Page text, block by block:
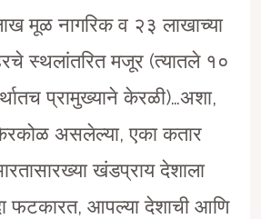
मूळ नागरिक व २३ लाखाच्या
स्थलांतरित मजूर (त्यातले १०
प्रामुख्याने केरळी)…अशा,
असलेल्या, एका कतार
खंडप्राय देशाला
फटकारत, आपल्या देशाची आणि